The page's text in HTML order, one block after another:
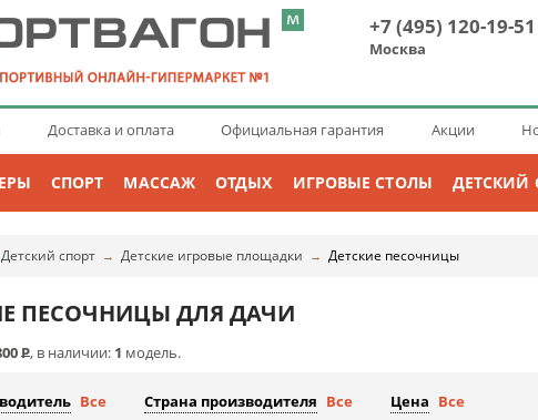
+7 (495) 120-19-51
Москва
Доставка и оплата Официальная гарантия Акции
СПОРТ МАССАЖ ОТДЫХ ИГРОВЫЕ СТОЛЫ ДЕТСКИЙ
Детский спорт → Детские игровые площадки → Детские песочницы
ПЕСОЧНИЦЫ ДЛЯ ДАЧИ
Р, в наличии: 1 модель.
Все Страна производителя Все Цена Все